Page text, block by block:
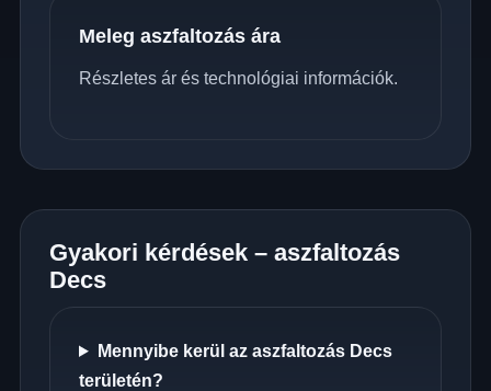
Meleg aszfaltozás ára
Részletes ár és technológiai információk.
Gyakori kérdések – aszfaltozás
Decs
Mennyibe kerül az aszfaltozás Decs
területén?